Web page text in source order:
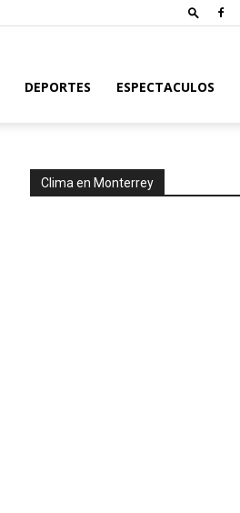
DEPORTES ESPECTACULOS
Clima en Monterrey